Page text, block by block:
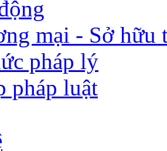
mại - Sở hữu
pháp lý
pháp luật